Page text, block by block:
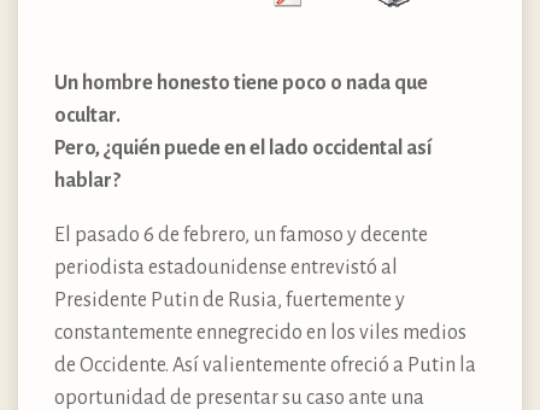
Un hombre honesto tiene poco o nada que
ocultar.
Pero, ¿quién puede en el lado occidental así
hablar?
El pasado 6 de febrero, un famoso y decente
periodista estadounidense entrevistó al
Presidente Putin de Rusia, fuertemente y
constantemente ennegrecido en los viles medios
de Occidente. Así valientemente ofreció a Putin la
oportunidad de presentar su caso ante una